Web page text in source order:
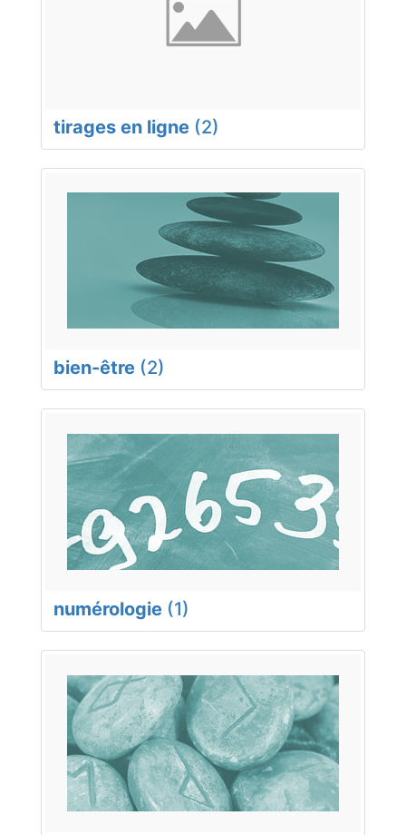
tirages en ligne (2)
bien-être (2)
numérologie (1)